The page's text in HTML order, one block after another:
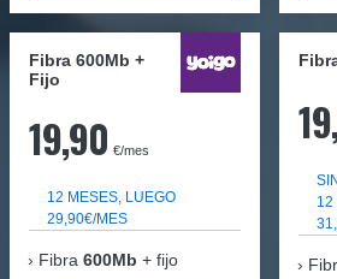
Fibra 600Mb +
Fijo
19,90 €/mes
12 MESES, LUEGO
29,90€/MES
Fibra 600Mb + fijo
12